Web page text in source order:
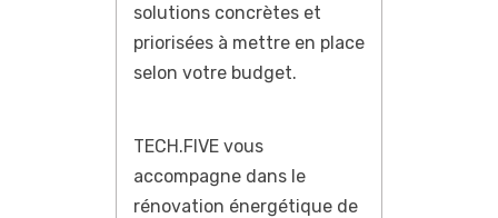
solutions concrètes et
priorisées à mettre en place
selon votre budget.
TECH.FIVE vous
accompagne dans le
rénovation énergétique de